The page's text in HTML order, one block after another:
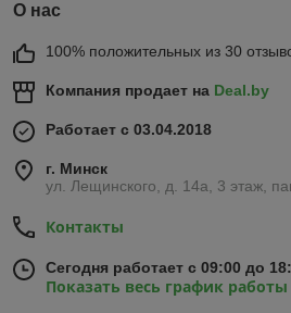
О нас
100% положительных из 30
Компания продает на Deal.by
Работает с 03.04.2018
г. Минск
ул. Лещинского, д. 14а, 3 этаж,
Контакты
Сегодня работает с 09:00 до
Показать весь график работы